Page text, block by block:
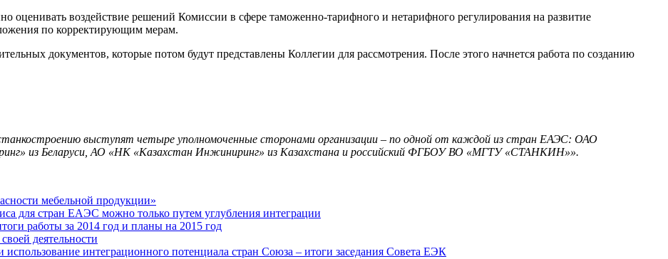
оценивать воздействие решений Комиссии в сфере таможенно-тарифного и нетарифного регулирования на развитие
по корректирующим мерам.
документов, которые потом будут представлены Коллегии для рассмотрения. После этого начнется работа по созданию
выступят четыре уполномоченные сторонами организации – по одной от каждой из стран ЕАЭС: ОАО
из Беларуси, АО «НК «Казахстан Инжиниринг» из Казахстана и российский ФГБОУ ВО «МГТУ «СТАНКИН»».
мебельной продукции»
для стран ЕАЭС можно только путем углубления интеграции
работы за 2014 год и планы на 2015 год
деятельности
интеграционного потенциала стран Союза – итоги заседания Совета ЕЭК